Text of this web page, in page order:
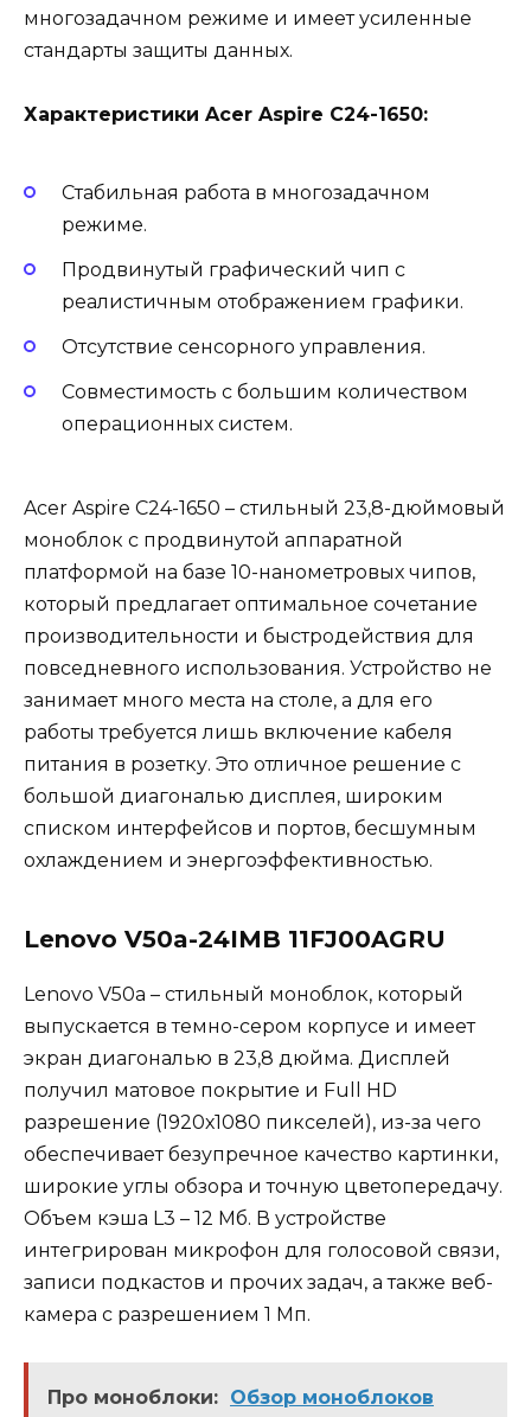
многозадачном режиме и имеет усиленные
стандарты защиты данных.
Характеристики Acer Aspire C24-1650:
Стабильная работа в многозадачном
режиме.
Продвинутый графический чип с
реалистичным отображением графики.
Отсутствие сенсорного управления.
Совместимость с большим количеством
операционных систем.
Acer Aspire C24-1650 – стильный 23,8-дюймовый
моноблок с продвинутой аппаратной
платформой на базе 10-нанометровых чипов,
который предлагает оптимальное сочетание
производительности и быстродействия для
повседневного использования. Устройство не
занимает много места на столе, а для его
работы требуется лишь включение кабеля
питания в розетку. Это отличное решение с
большой диагональю дисплея, широким
списком интерфейсов и портов, бесшумным
охлаждением и энергоэффективностью.
Lenovo V50a-24IMB 11FJ00AGRU
Lenovo V50a – стильный моноблок, который
выпускается в темно-сером корпусе и имеет
экран диагональю в 23,8 дюйма. Дисплей
получил матовое покрытие и Full HD
разрешение (1920х1080 пикселей), из-за чего
обеспечивает безупречное качество картинки,
широкие углы обзора и точную цветопередачу.
Объем кэша L3 – 12 Мб. В устройстве
интегрирован микрофон для голосовой связи,
записи подкастов и прочих задач, а также веб-
камера с разрешением 1 Мп.
Про моноблоки: Обзор моноблоков